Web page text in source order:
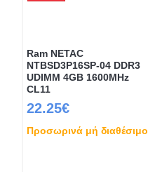
Ram NETAC
NTBSD3P16SP-04 DDR3
UDIMM 4GB 1600MHz
CL11
22.25€
Προσωρινά μή διαθέσιμο